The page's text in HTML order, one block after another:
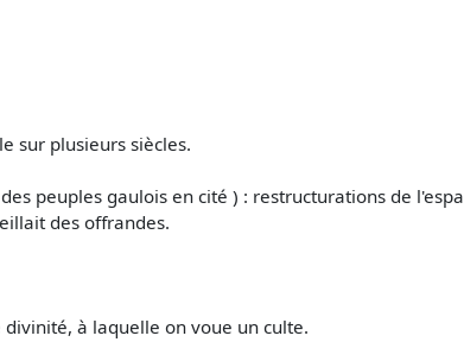
sur plusieurs siècles.
peuples gaulois en cité ) : restructurations de
des offrandes.
à laquelle on voue un culte.